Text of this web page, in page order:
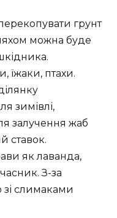
грунт
можна буде
їжаки, птахи.
зимівлі,
залучення жаб
ставок.
як лаванда,
З-за
слимаками